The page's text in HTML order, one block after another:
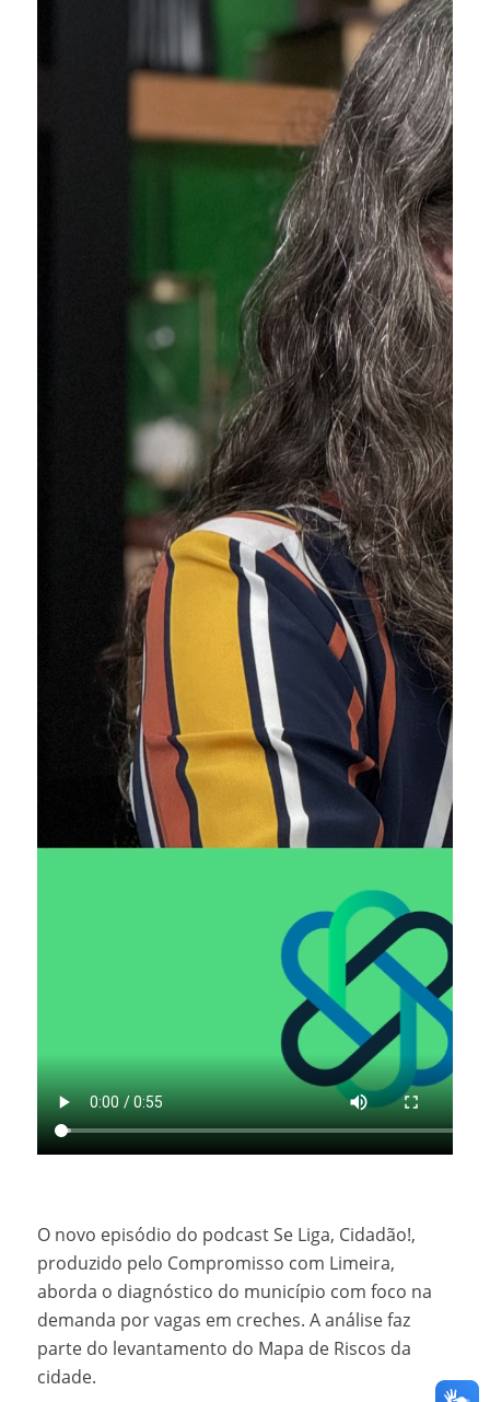
O novo episódio do podcast Se Liga, Cidadão!,
produzido pelo Compromisso com Limeira,
aborda o diagnóstico do município com foco na
demanda por vagas em creches. A análise faz
parte do levantamento do Mapa de Riscos da
cidade.